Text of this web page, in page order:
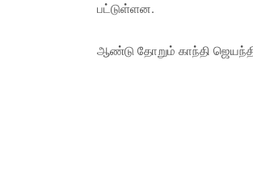
பட்டுள்ளன.
ஆண்டு தோறும் காந்தி